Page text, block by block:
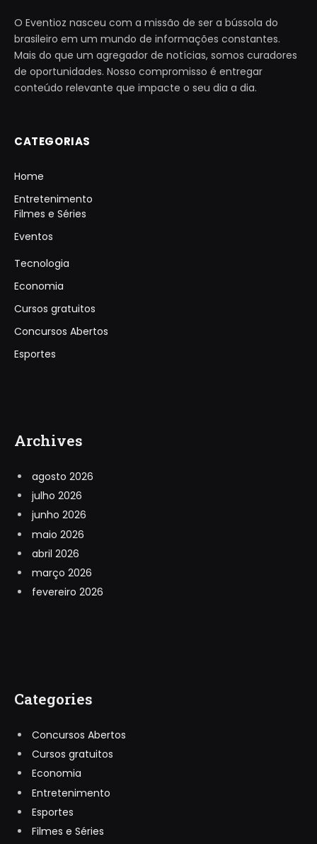
O Eventioz nasceu com a missão de ser a bússola do
brasileiro em um mundo de informações constantes.
Mais do que um agregador de notícias, somos curadores
de oportunidades. Nosso compromisso é entregar
conteúdo relevante que impacte o seu dia a dia.
CATEGORIAS
Home
Entretenimento
Filmes e Séries
Eventos
Tecnologia
Economia
Cursos gratuitos
Concursos Abertos
Esportes
Archives
agosto 2026
julho 2026
junho 2026
maio 2026
abril 2026
março 2026
fevereiro 2026
Categories
Concursos Abertos
Cursos gratuitos
Economia
Entretenimento
Esportes
Filmes e Séries